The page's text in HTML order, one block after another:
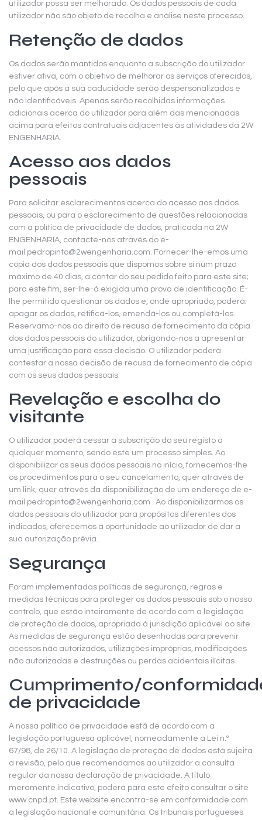
utilizador possa ser melhorado. Os dados pessoais de cada
utilizador não são objeto de recolha e análise neste processo.
Retenção de dados
Os dados serão mantidos enquanto a subscrição do utilizador
estiver ativa, com o objetivo de melhorar os serviços oferecidos,
pelo que após a sua caducidade serão despersonalizados e
não identificáveis. Apenas serão recolhidas informações
adicionais acerca do utilizador para além das mencionadas
acima para efeitos contratuais adjacentes às atividades da 2W
ENGENHARIA.
Acesso aos dados
pessoais
Para solicitar esclarecimentos acerca do acesso aos dados
pessoais, ou para o esclarecimento de questões relacionadas
com a política de privacidade de dados, praticada na 2W
ENGENHARIA, contacte-nos através do e-
mail pedropinto@2wengenharia.com. Fornecer-lhe-emos uma
cópia dos dados pessoais que dispomos sobre si num prazo
máximo de 40 dias, a contar do seu pedido feito para este site;
para este fim, ser-lhe-á exigida uma prova de identificação. É-
lhe permitido questionar os dados e, onde apropriado, poderá:
apagar os dados, retificá-los, emendá-los ou completá-los.
Reservamo-nos ao direito de recusa de fornecimento da cópia
dos dados pessoais do utilizador, obrigando-nos a apresentar
uma justificação para essa decisão. O utilizador poderá
contestar a nossa decisão de recusa de fornecimento de cópia
com os seus dados pessoais.
Revelação e escolha do
visitante
O utilizador poderá cessar a subscrição do seu registo a
qualquer momento, sendo este um processo simples. Ao
disponibilizar os seus dados pessoais no início, fornecemos-lhe
os procedimentos para o seu cancelamento, quer através de
um link, quer através da disponibilização de um endereço de e-
mail pedropinto@2wengenharia.com . Ao disponibilizarmos os
dados pessoais do utilizador para propósitos diferentes dos
indicados, oferecemos a oportunidade ao utilizador de dar a
sua autorização prévia.
Segurança
Foram implementadas políticas de segurança, regras e
medidas técnicas para proteger os dados pessoais sob o nosso
controlo, que estão inteiramente de acordo com a legislação
de proteção de dados, apropriada à jurisdição aplicável ao site.
As medidas de segurança estão desenhadas para prevenir
acessos não autorizados, utilizações impróprias, modificações
não autorizadas e destruições ou perdas acidentais ilícitas
Cumprimento/
de privacidade
A nossa política de privacidade está de acordo com a
legislação portuguesa aplicável, nomeadamente a Lei n.º
67/98, de 26/10. A legislação de proteção de dados está sujeita
a revisão, pelo que recomendamos ao utilizador a consulta
regular da nossa declaração de privacidade. A título
meramente indicativo, poderá para este efeito consultar o site
www.cnpd.pt. Este website encontra-se em conformidade com
a legislação nacional e comunitária. Os tribunais portugueses